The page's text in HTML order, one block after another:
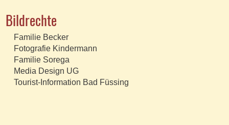
Bildrechte
Familie Becker
Fotografie Kindermann
Familie Sorega
Media Design UG
Tourist-Information Bad Füssing